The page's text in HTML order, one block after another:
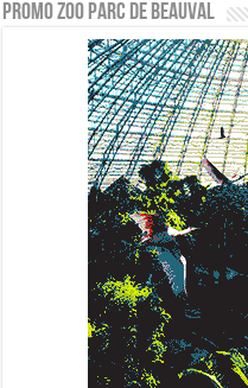
PROMO ZOO PARC DE BEAUVAL